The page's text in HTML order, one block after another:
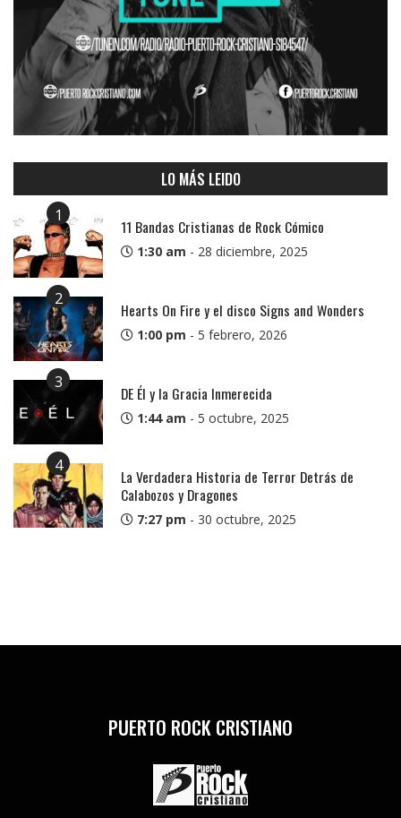
LO MÁS LEIDO
1
11 Bandas Cristianas de Rock Cómico
1:30 am - 28 diciembre, 2025
2
Hearts On Fire y el disco Signs and Wonders
1:00 pm - 5 febrero, 2026
3
DE Él y la Gracia Inmerecida
1:44 am - 5 octubre, 2025
4
La Verdadera Historia de Terror Detrás de
Calabozos y Dragones
7:27 pm - 30 octubre, 2025
PUERTO ROCK CRISTIANO